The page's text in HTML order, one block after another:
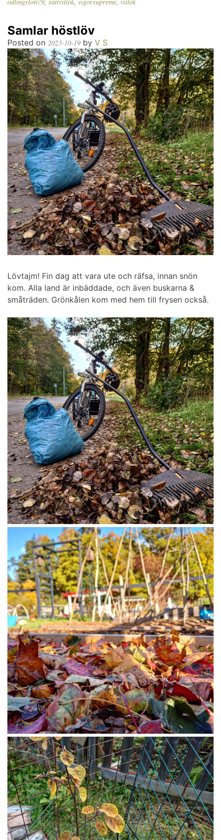
Samlar höstlöv
Posted on 2023-10-19 by V S
Lövtajm! Fin dag att vara ute och räfsa, innan snön
kom. Alla land är inbäddade, och även buskarna &
småträden. Grönkålen kom med hem till frysen också.